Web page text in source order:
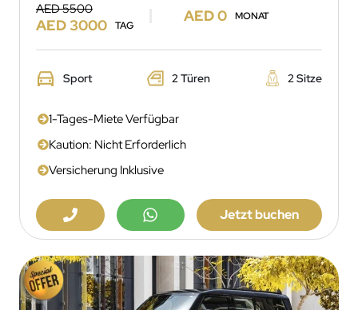
AED 5500
AED 3000 TAG
AED 0 MONAT
Sport 2 Türen 2 Sitze
1-Tages-Miete Verfügbar
Kaution: Nicht Erforderlich
Versicherung Inklusive
Jetzt buchen